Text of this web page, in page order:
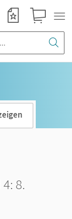
8.